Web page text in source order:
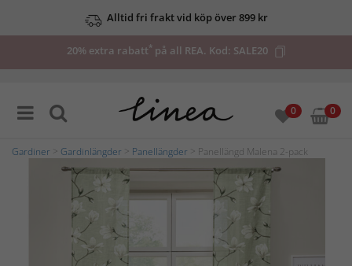
Alltid fri frakt vid köp över 899 kr
20% extra rabatt*på all REA. Kod: SALE20
0 0
Gardiner Gardinlängder Panellängder > Panellängd Malena 2-pack